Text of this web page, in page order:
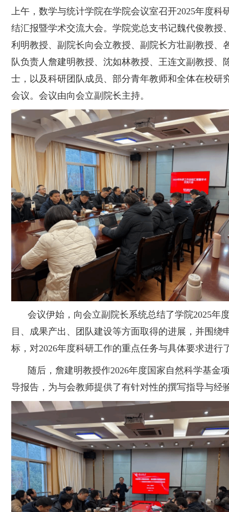
上午，数学与统计学院在学院会议室召开2025年度科
结汇报暨学术交流大会。学院党总支书记魏代俊教授
利明教授、副院长向会立教授、副院长方壮副教授、
队负责人詹建明教授、沈如林教授、王连文副教授、
士，以及科研团队成员、部分青年教师和全体在校研
会议。会议由向会立副院长主持。
会议伊始，向会立副院长系统总结了学院2025年
目、成果产出、团队建设等方面取得的进展，并围绕
标，对2026年度科研工作的重点任务与具体要求进行
随后，詹建明教授作2026年度国家自然科学基金
导报告，为与会教师提供了有针对性的撰写指导与经